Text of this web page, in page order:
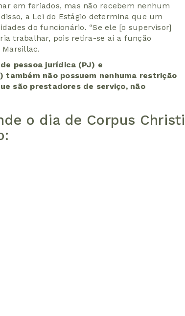
em feriados, mas não recebem nenhum
a Lei do Estágio determina que um
do funcionário. “Se ele [o supervisor]
trabalhar, pois retira-se aí a função
Marsillac.
pessoa jurídica (PJ) e
também não possuem nenhuma restrição
são prestadores de serviço, não
o dia de Corpus Christi